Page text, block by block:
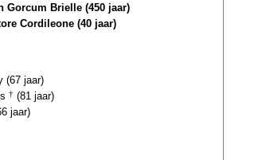
Gorcum Brielle (450 jaar)
Cordileone (40 jaar)
(67 jaar)
† (81 jaar)
jaar)